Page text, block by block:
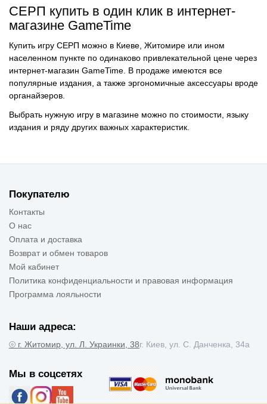
СЕРП купить в один клик в интернет-
магазине GameTime
Купить игру СЕРП можно в Киеве, Житомире или ином
населенном пункте по одинаково привлекательной цене через
интернет-магазин GameTime. В продаже имеются все
популярные издания, а также эргономичные аксессуары вроде
органайзеров.
Выбрать нужную игру в магазине можно по стоимости, языку
издания и ряду других важных характеристик.
Покупателю
Контакты
О нас
Оплата и доставка
Возврат и обмен товаров
Мой кабинет
Политика конфиденциальности и правовая информация
Программа лояльности
Наши адреса:
⦾ г. Житомир, ул. Л. Украинки, 38г. Киев, ул. С. Данченка, 34а
Мы в соцсетях